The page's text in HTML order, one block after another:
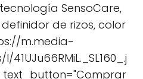
SensoCare,
de rizos, color
m.media-
text_button="Comprar